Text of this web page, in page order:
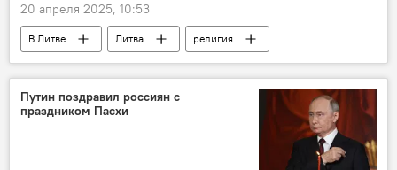
20 апреля 2025, 10:53
В Литве Литва
религия
Общество
христианство
церковь
Пасха
Гитанас Науседа
Гинтаутас Палуцкас
Саулюс Сквернялис
Путин поздравил россиян с
праздником Пасхи